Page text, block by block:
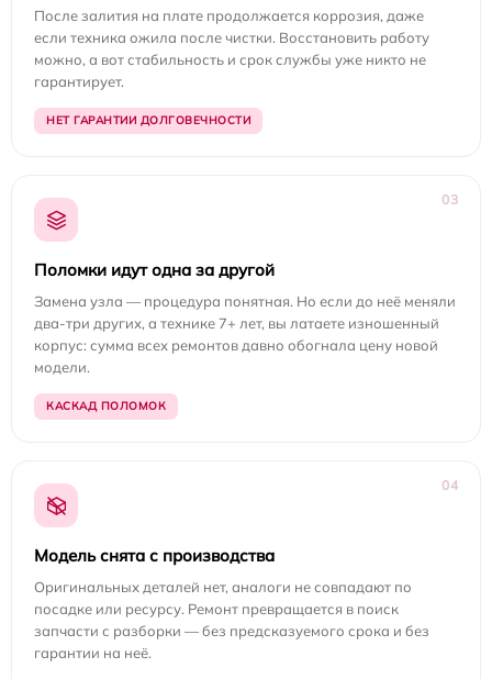
После залития на плате продолжается коррозия, даже
если техника ожила после чистки. Восстановить работу
можно, а вот стабильность и срок службы уже никто не
гарантирует.
НЕТ ГАРАНТИИ ДОЛГОВЕЧНОСТИ
03
Поломки идут одна за другой
Замена узла — процедура понятная. Но если до неё меняли
два-три других, а технике 7+ лет, вы латаете изношенный
корпус: сумма всех ремонтов давно обогнала цену новой
модели.
КАСКАД ПОЛОМОК
04
Модель снята с производства
Оригинальных деталей нет, аналоги не совпадают по
посадке или ресурсу. Ремонт превращается в поиск
запчасти с разборки — без предсказуемого срока и без
гарантии на неё.